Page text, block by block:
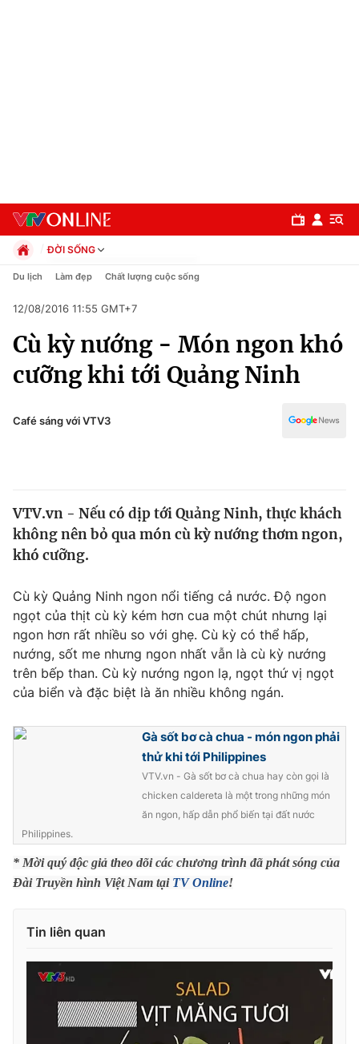
Chuyên mục
Chính trị
Thế giới
Thế giới đó đây
Câu chuyện quốc tế
Kinh tế
Tài chính
Thị trường
Góc doanh nghiệp
Dữ liệu và đời sống
Truyền hình
Phim VTV
Giải trí
Sao
Làm đẹp
Chất lượng cuộc sống
Giáo dục
Tuyển sinh
Học trực tuyến
Công nghệ
Sản phẩm
Thị trường
Lịch phát sóng
Chuyên mục khác
ĐỜI SỐNG
Chính trị
Pháp luật
Kinh tế
Thể thao
Truyền hình
Y tế
Du lịch Làm đẹp Chất lượng cuộc sống
12/08/2016 11:55 GMT+7
Cù kỳ nướng - Món ngon khó
cưỡng khi tới Quảng Ninh
Café sáng với VTV3
VTV.vn - Nếu có dịp tới Quảng Ninh, thực khách
không nên bỏ qua món cù kỳ nướng thơm ngon,
khó cưỡng.
Cù kỳ Quảng Ninh ngon nổi tiếng cả nước. Độ ngon
ngọt của thịt cù kỳ kém hơn cua một chút nhưng lại
ngon hơn rất nhiều so với ghẹ. Cù kỳ có thể hấp,
nướng, sốt me nhưng ngon nhất vẫn là cù kỳ nướng
trên bếp than. Cù kỳ nướng ngon lạ, ngọt thứ vị ngọt
của biển và đặc biệt là ăn nhiều không ngán.
Gà sốt bơ cà chua - món ngon phải
thử khi tới Philippines
VTV.vn - Gà sốt bơ cà chua hay còn gọi là
chicken caldereta là một trong những món
ăn ngon, hấp dẫn phổ biến tại đất nước
Philippines.
* Mời quý độc giả theo dõi các chương trình đã phát sóng của
Đài Truyền hình Việt Nam tại TV Online!
Tin liên quan